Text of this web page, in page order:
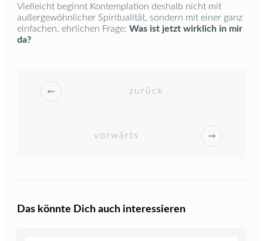
Vielleicht beginnt Kontemplation deshalb nicht mit
außergewöhnlicher Spiritualität, sondern mit einer ganz
einfachen, ehrlichen Frage: Was ist jetzt wirklich in mir
da?
zurück
vorwärts
Das könnte Dich auch interessieren